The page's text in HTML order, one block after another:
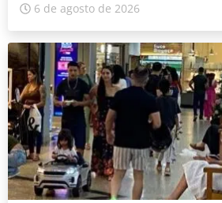
6 de agosto de 2026